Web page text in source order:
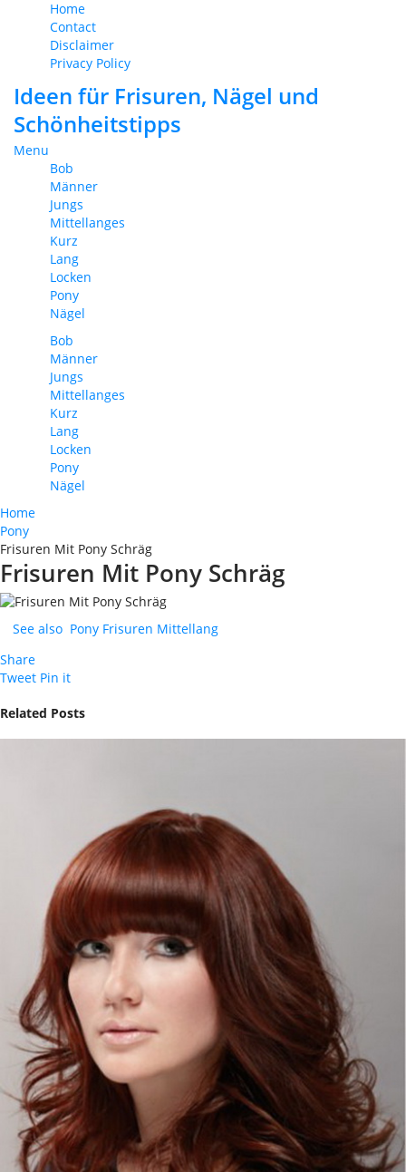
Home
Contact
Disclaimer
Privacy Policy
Ideen für Frisuren, Nägel und
Schönheitstipps
Menu
Bob
Männer
Jungs
Mittellanges
Kurz
Lang
Locken
Pony
Nägel
Bob
Männer
Jungs
Mittellanges
Kurz
Lang
Locken
Pony
Nägel
Home
Pony
Frisuren Mit Pony Schräg
Frisuren Mit Pony Schräg
See also Pony Frisuren Mittellang
Share
Tweet Pin it
Related Posts